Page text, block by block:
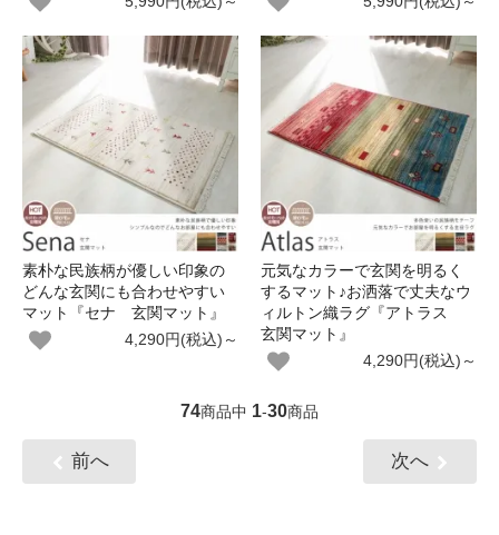
素朴な民族柄が優しい印象の
どんな玄関にも合わせやすい
マット『セナ 玄関マット』
4,290円(税込)～
元気なカラーで玄関を明るく
するマット♪お洒落で丈夫なウ
ィルトン織ラグ『アトラス
玄関マット』
4,290円(税込)～
74商品中 1-30商品
前へ 次へ